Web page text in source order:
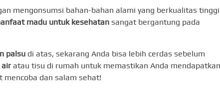
mengonsumsi bahan-bahan alami yang berkualitas
madu untuk kesehatansangat bergantung pada
palsudi atas, sekarang Anda bisa lebih cerdas sebelum
airatau tisu di rumah untuk memastikan Anda mendapatkan
mencoba dan salam sehat!